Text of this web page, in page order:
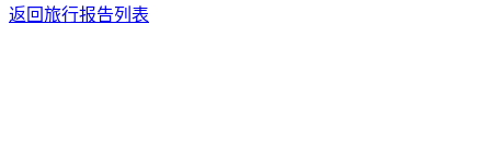
返回旅行报告列表